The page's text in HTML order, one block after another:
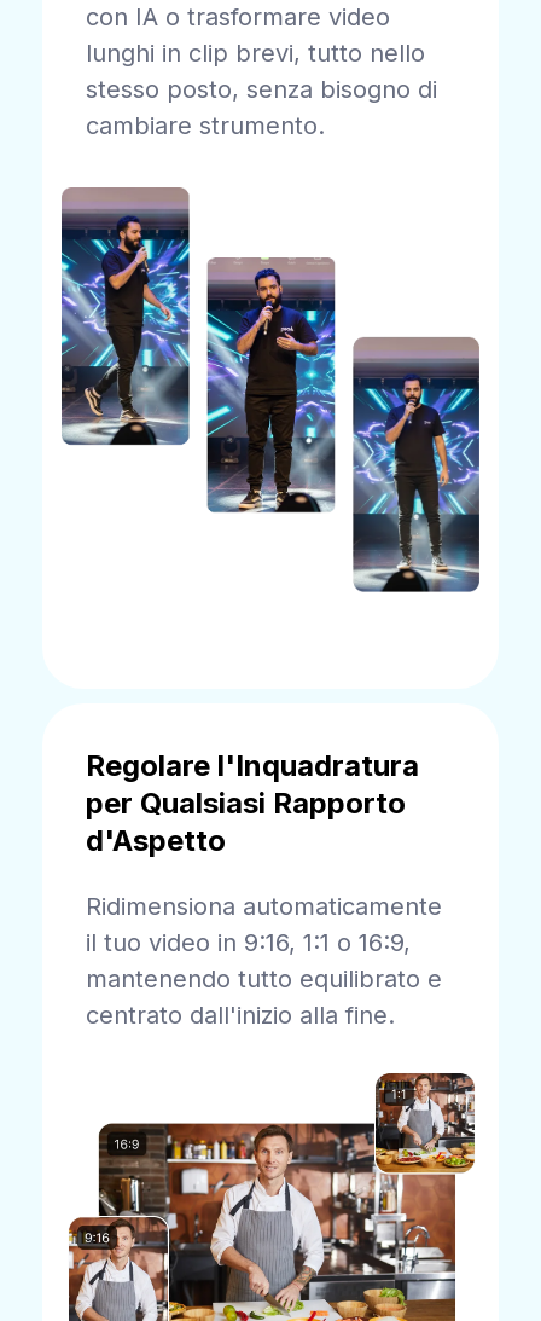
con IA o trasformare video
lunghi in clip brevi, tutto nello
stesso posto, senza bisogno di
cambiare strumento.
Regolare l'Inquadratura
per Qualsiasi Rapporto
d'Aspetto
Ridimensiona automaticamente
il tuo video in 9:16, 1:1 o 16:9,
mantenendo tutto equilibrato e
centrato dall'inizio alla fine.